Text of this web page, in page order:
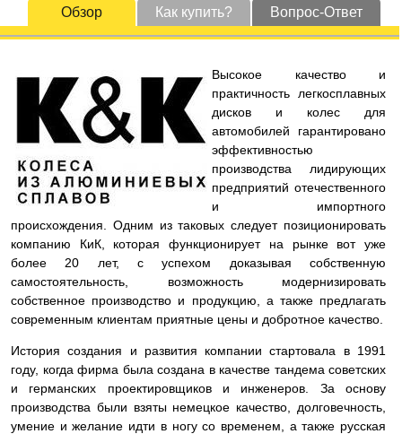
Обзор Как купить? Вопрос-Ответ
Высокое качество и
практичность легкосплавных
дисков и колес для
автомобилей гарантировано
эффективностью
производства лидирующих
предприятий отечественного
и импортного
происхождения. Одним из таковых следует позиционировать
компанию КиК, которая функционирует на рынке вот уже
более 20 лет, с успехом доказывая собственную
самостоятельность, возможность модернизировать
собственное производство и продукцию, а также предлагать
современным клиентам приятные цены и добротное качество.
История создания и развития компании стартовала в 1991
году, когда фирма была создана в качестве тандема советских
и германских проектировщиков и инженеров. За основу
производства были взяты немецкое качество, долговечность,
умение и желание идти в ногу со временем, а также русская